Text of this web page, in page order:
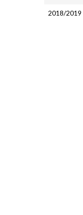
2018/2019